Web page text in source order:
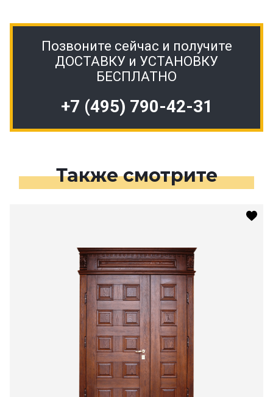
Позвоните сейчас и получите
ДОСТАВКУ и УСТАНОВКУ
БЕСПЛАТНО
+7 (495) 790-42-31
Также смотрите